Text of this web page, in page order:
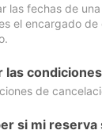
las fechas de
el encargado
las
de
si mi reserva